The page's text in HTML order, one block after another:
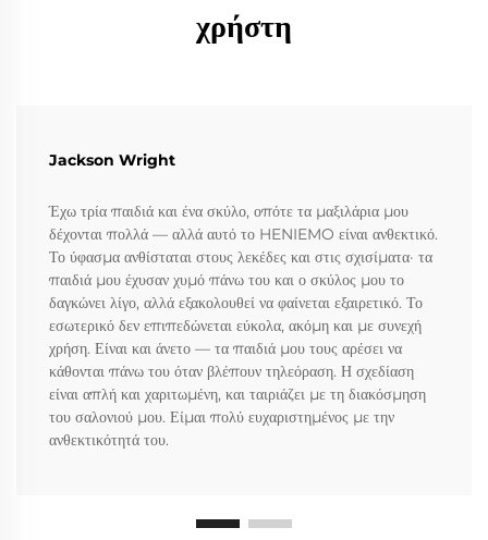
χρήστη
Jackson Wright
Έχω τρία παιδιά και ένα σκύλο, οπότε τα μαξιλάρια μου
δέχονται πολλά — αλλά αυτό το HENIEMO είναι ανθεκτικό.
Το ύφασμα ανθίσταται στους λεκέδες και στις σχισίματα· τα
παιδιά μου έχυσαν χυμό πάνω του και ο σκύλος μου το
δαγκώνει λίγο, αλλά εξακολουθεί να φαίνεται εξαιρετικό. Το
εσωτερικό δεν επιπεδώνεται εύκολα, ακόμη και με συνεχή
χρήση. Είναι και άνετο — τα παιδιά μου τους αρέσει να
κάθονται πάνω του όταν βλέπουν τηλεόραση. Η σχεδίαση
είναι απλή και χαριτωμένη, και ταιριάζει με τη διακόσμηση
του σαλονιού μου. Είμαι πολύ ευχαριστημένος με την
ανθεκτικότητά του.